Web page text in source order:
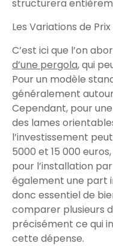
structurera
Les Variations de
C’est ici que l’on
d’une pergola, qui
Pour un modèle
généralement
Cependant, pour
des lames
l’investissement
5000 et 15 000
pour l’installation
également une part
donc essentiel de
comparer plusieurs
précisément ce qui
cette dépense.